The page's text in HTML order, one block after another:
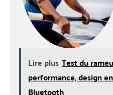
Lire plus Test du
performance, design
Bluetooth